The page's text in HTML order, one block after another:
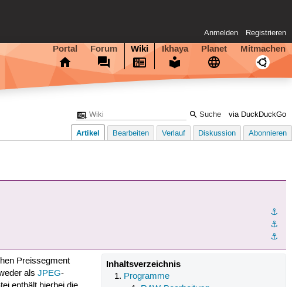
Anmelden Registrieren
Portal Forum Wiki Ikhaya Planet Mitmachen
via DuckDuckGo
Artikel Bearbeiten Verlauf Diskussion Abonnieren
⚓︎
⚓︎
⚓︎
Inhaltsverzeichnis
Programme
Preissegment
als JPEG-